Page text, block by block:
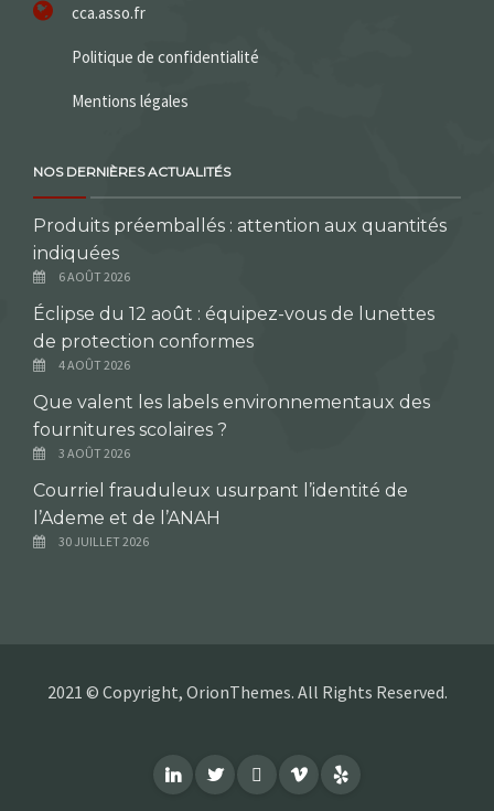
cca.asso.fr
Politique de confidentialité
Mentions légales
NOS DERNIÈRES ACTUALITÉS
Produits préemballés : attention aux quantités
indiquées
6 AOÛT 2026
Éclipse du 12 août : équipez-vous de lunettes
de protection conformes
4 AOÛT 2026
Que valent les labels environnementaux des
fournitures scolaires ?
3 AOÛT 2026
Courriel frauduleux usurpant l’identité de
l’Ademe et de l’ANAH
30 JUILLET 2026
2021 © Copyright, OrionThemes. All Rights Reserved.